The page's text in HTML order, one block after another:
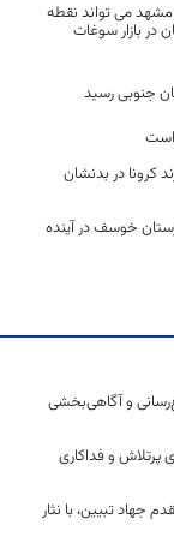
مشهد می تواند نقطه
در بازار سوغات
است
کرونا در بدنشان
خوسف در آینده
و آگاهی‌بخشی
پرتلاش و فداکاری
جهاد تبیین، با نثار